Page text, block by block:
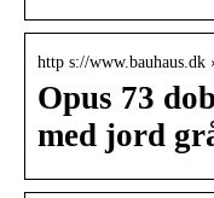
http s://
Opus 73
med jord